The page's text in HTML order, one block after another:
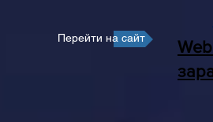
Перейти на сайт